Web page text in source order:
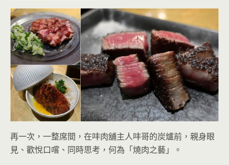
再一次，一整席間，在㕩肉舖主人㕩哥的炭爐前，親身眼
見、歡悅口嚐、同時思考，何為「燒肉之藝」。